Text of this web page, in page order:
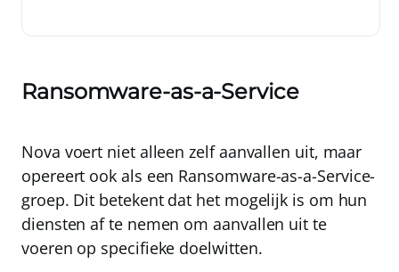
Ransomware-as-a-Service
Nova voert niet alleen zelf aanvallen uit, maar
opereert ook als een Ransomware-as-a-Service-
groep. Dit betekent dat het mogelijk is om hun
diensten af te nemen om aanvallen uit te
voeren op specifieke doelwitten.